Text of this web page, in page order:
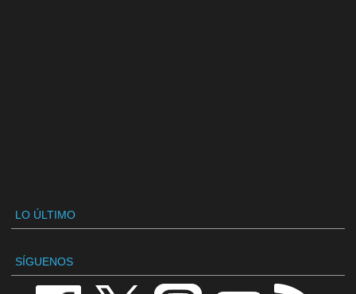
LO ÚLTIMO
SÍGUENOS